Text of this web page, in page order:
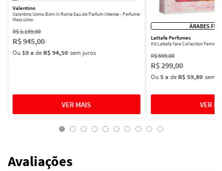
Valentino
Valentino Uomo Born In Roma Eau de Parfum Intense - Perfume
Masculino
R$1.139,00
R$945,00
Ou 10xdeR$ 94,50 sem juros
ÁRABES
Lattafa Perfumes
Kit Lattafa Yara Collection
R$599,00
R$299,00
Ou5xdeR$ 59,80 sem
Avaliações